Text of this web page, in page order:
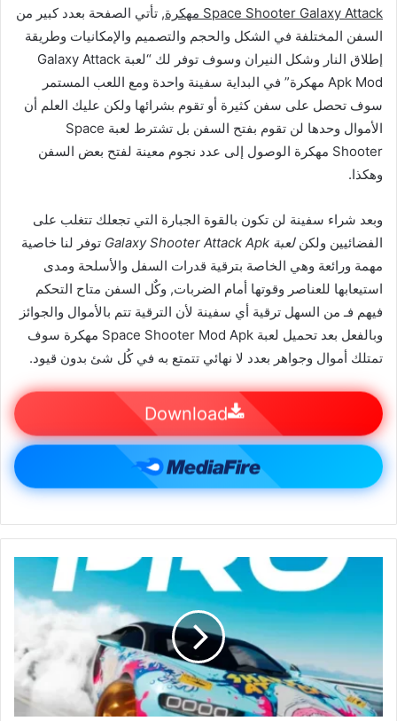
Space Shooter Galaxy Attack مهكرة
, تأتي الصفحة بعدد كبير من
السفن المختلفة في الشكل والحجم والتصميم والإمكانيات وطريقة
إطلاق النار وشكل النيران وسوف توفر لك “لعبة Galaxy Attack
Apk Mod مهكرة” في البداية سفينة واحدة ومع اللعب المستمر
سوف تحصل على سفن كثيرة أو تقوم بشرائها ولكن عليك العلم أن
الأموال وحدها لن تقوم بفتح السفن بل تشترط لعبة Space
Shooter مهكرة الوصول إلى عدد نجوم معينة لفتح بعض السفن
وهكذا.
وبعد شراء سفينة لن تكون بالقوة الجبارة التي تجعلك تتغلب على
الفضائيين ولكنلعبة Galaxy Shooter Attack Apk
توفر لنا خاصية
مهمة ورائعة وهي الخاصة بترقية قدرات السفل والأسلحة ومدى
استيعابها للعناصر وقوتها أمام الضربات, وكٌل السفن متاح التحكم
فيهم فـ من السهل ترقية أي سفينة لأن الترقية تتم بالأموال والجوائز
وبالفعل بعد تحميل لعبة Space Shooter Mod Apk مهكرة سوف
تمتلك أموال وجواهر بعدد لا نهائي تتمتع به في كُل شئ بدون قيود.
Download